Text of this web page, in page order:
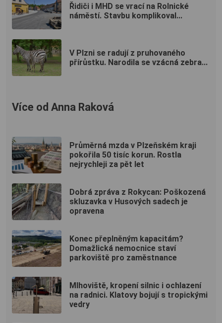
Řidiči i MHD se vrací na Rolnické
náměstí. Stavbu komplikoval...
V Plzni se radují z pruhovaného
přírůstku. Narodila se vzácná zebra...
Více od Anna Raková
Průměrná mzda v Plzeňském kraji
pokořila 50 tisíc korun. Rostla
nejrychleji za pět let
Dobrá zpráva z Rokycan: Poškozená
skluzavka v Husových sadech je
opravena
Konec přeplněným kapacitám?
Domažlická nemocnice staví
parkoviště pro zaměstnance
Mlhoviště, kropení silnic i ochlazení
na radnici. Klatovy bojují s tropickými
vedry